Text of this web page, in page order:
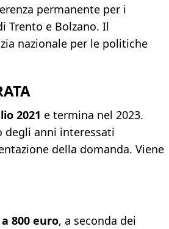
permanente per i
Trento e Bolzano. Il
nazionale per le politiche
2021 e termina nel 2023.
degli anni interessati
della domanda. Viene
a 800 euro, a seconda dei